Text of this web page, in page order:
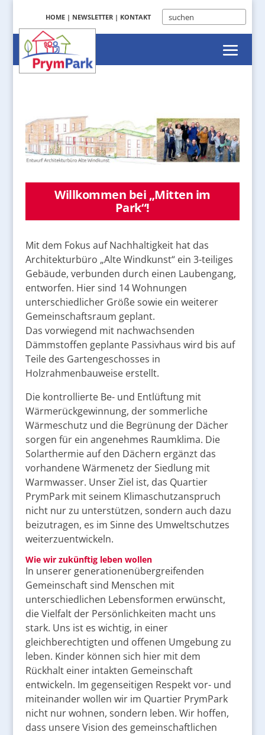
HOME| NEWSLETTER| KONTAKT
Willkommen bei „Mitten im
Park“!
Mit dem Fokus auf Nachhaltigkeit hat das
Architekturbüro „Alte Windkunst“ ein 3-teiliges
Gebäude, verbunden durch einen Laubengang,
entworfen. Hier sind 14 Wohnungen
unterschiedlicher Größe sowie ein weiterer
Gemeinschaftsraum geplant.
Das vorwiegend mit nachwachsenden
Dämmstoffen geplante Passivhaus wird bis auf
Teile des Gartengeschosses in
Holzrahmenbauweise erstellt.
Die kontrollierte Be- und Entlüftung mit
Wärmerückgewinnung, der sommerliche
Wärmeschutz und die Begrünung der Dächer
sorgen für ein angenehmes Raumklima. Die
Solarthermie auf den Dächern ergänzt das
vorhandene Wärmenetz der Siedlung mit
Warmwasser. Unser Ziel ist, das Quartier
PrymPark mit seinem Klimaschutzanspruch
nicht nur zu unterstützen, sondern auch dazu
beizutragen, es im Sinne des Umweltschutzes
weiterzuentwickeln.
Wie wir zukünftig leben wollen
In unserer generationenübergreifenden
Gemeinschaft sind Menschen mit
unterschiedlichen Lebensformen erwünscht,
die Vielfalt der Persönlichkeiten macht uns
stark. Uns ist es wichtig, in einer
gleichberechtigten und offenen Umgebung zu
leben. Kinder können sich hier mit dem
Rückhalt einer intakten Gemeinschaft
entwickeln. Im gegenseitigen Respekt vor- und
miteinander wollen wir im Quartier PrymPark
nicht nur wohnen, sondern leben. Wir hoffen,
dass unsere Vision des gemeinschaftlichen